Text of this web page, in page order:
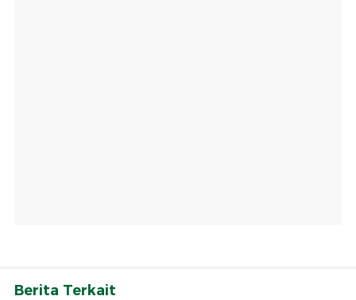
Berita Terkait